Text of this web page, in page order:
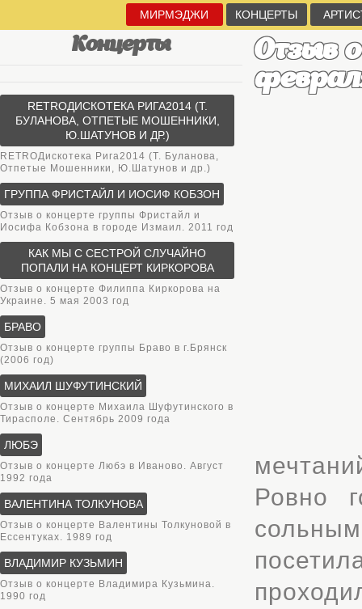
МИРМЭДЖИ КОНЦЕРТЫ
Отзыв
Ровно
Концерты
RETROДИСКОТЕКА РИГА2014 (Т.
БУЛАНОВА, ОТПЕТЫЕ МОШЕННИКИ,
Ю.ШАТУНОВ И ДР.)
RETROДискотека Рига2014 (Т. Буланова,
Отпетые Мошенники, Ю.Шатунов и др.)
ГРУППА ФРИСТАЙЛ И ИОСИФ КОБЗОН
Отзыв о концерте группы Фристайл и
Иосифа Кобзона в городе Измаил. 2011 год
КАК МЫ С СЕСТРОЙ СЛУЧАЙНО
ПОПАЛИ НА КОНЦЕРТ КИРКОРОВА
Отзыв о концерте Филиппа Киркорова на
Украине. 5 мая 2003 год
БРАВО
Отзыв о концерте группы Браво в г.Брянск
(2006 год)
МИХАИЛ ШУФУТИНСКИЙ
Отзыв о концерте Михаила Шуфутинского в
Тирасполе. Сентябрь 2009 года
ЛЮБЭ
Отзыв о концерте Любэ в Иваново. Август
1992 года
ВАЛЕНТИНА ТОЛКУНОВА
Отзыв о концерте Валентины Толкуновой в
Ессентуках. 1989 год
ВЛАДИМИР КУЗЬМИН
Отзыв о концерте Владимира Кузьмина.
1990 год